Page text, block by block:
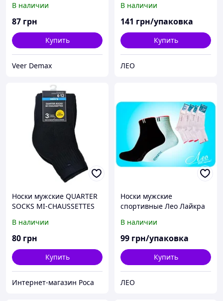
пятка и носок) Цвет -
черный
В наличии
87 грн
Купить
Veer Demax
В наличии
141 грн/упаковка
Купить
ЛЕО
Носки мужские QUARTER
SOCKS MI-CHAUSSETTES
USA
В наличии
80 грн
Купить
Интернет-магазин Роса
Носки мужские
спортивные Лео Лайкра
В наличии
99 грн/упаковка
Купить
ЛЕО